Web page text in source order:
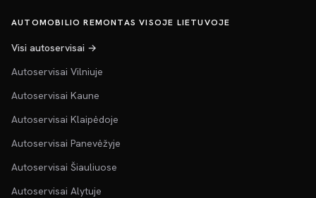
AUTOMOBILIO REMONTAS VISOJE LIETUVOJE
Visi autoservisai →
Autoservisai Vilniuje
Autoservisai Kaune
Autoservisai Klaipėdoje
Autoservisai Panevėžyje
Autoservisai Šiauliuose
Autoservisai Alytuje